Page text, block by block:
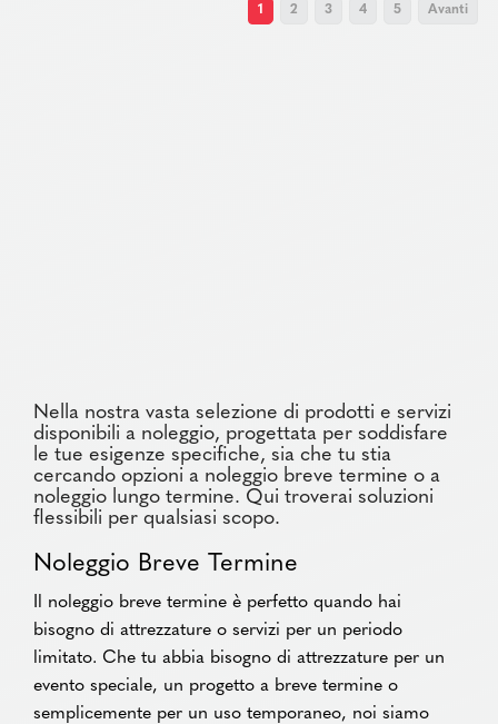
1 2 3 4 5 Avanti
Nella nostra vasta selezione di prodotti e servizi
disponibili a noleggio, progettata per soddisfare
le tue esigenze specifiche, sia che tu stia
cercando opzioni a noleggio breve termine o a
noleggio lungo termine. Qui troverai soluzioni
flessibili per qualsiasi scopo.
Noleggio Breve Termine
Il noleggio breve termine è perfetto quando hai
bisogno di attrezzature o servizi per un periodo
limitato. Che tu abbia bisogno di attrezzature per un
evento speciale, un progetto a breve termine o
semplicemente per un uso temporaneo, noi siamo